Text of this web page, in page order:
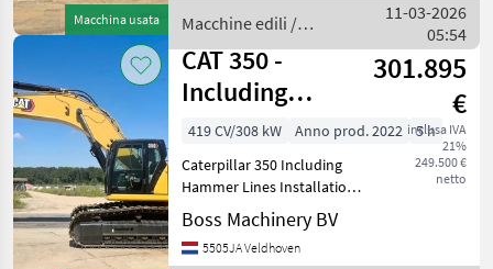
Macchina usata
Macchine edili /
CAT
11-03-2026
05:54
CAT 350 -
Including
Hammer Lines
Installation
301.895
€
inclusa IVA
21%
249.500 €
netto
419 CV/308 kW Anno prod. 2022
5 h
Caterpillar 350 Including
Hammer Lines Installation
Year: 2022 Reference
number: BM007406 Hours: 5
Type 350 Location
Boss Machinery BV
5505JA Veldhoven